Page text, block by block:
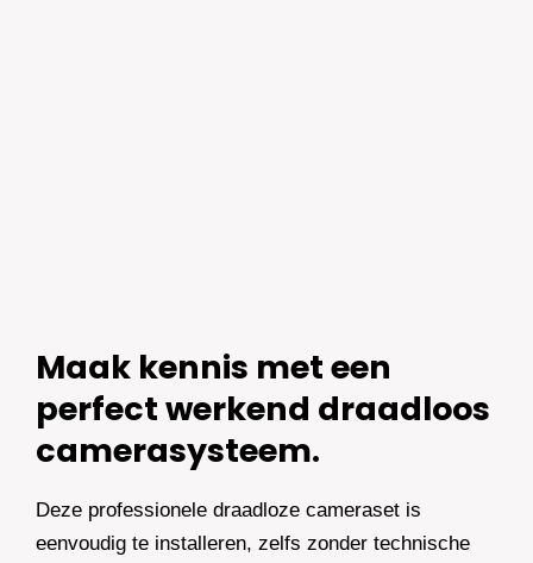
Maak kennis met een
perfect werkend draadloos
camerasysteem.
Deze professionele draadloze cameraset is
eenvoudig te installeren, zelfs zonder technische